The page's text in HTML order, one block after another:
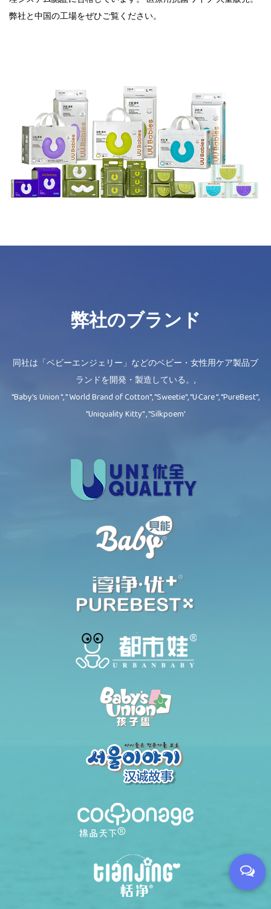
弊社と中国の工場をぜひご覧ください。
弊社のブランド
同社は「ベビーエンジェリー」などのベビー・女性用ケア製品ブ
ランドを開発・製造している。,
"Baby's Union ", " World Brand of Cotton", "Sweetie", "U·Care ", "PureBest",
"Uniquality Kitty" , "Silkpoem'